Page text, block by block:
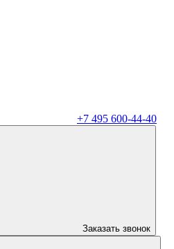
+7 495 600-44-40
Заказать звонок